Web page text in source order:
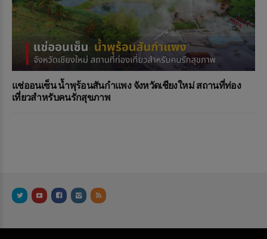
แช่ออนเซ็น น้ำพุร้อนสันกำแพง จังหวัดเชียงใหม่ สถานที่ท่อง
เที่ยวสำหรับคนรักสุขภาพ